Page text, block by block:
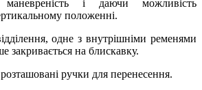
маневреність і даючи можливість
положенні.
одне з внутрішніми ременями
закривається на блискавку.
розташовані ручки для перенесення.